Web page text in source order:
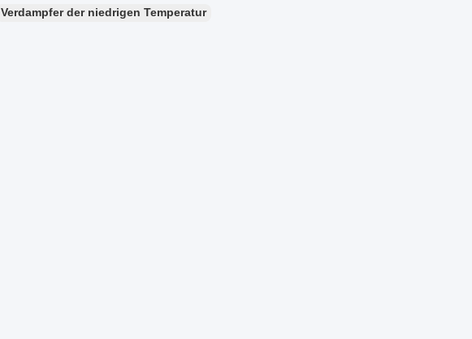
Verdampfer der niedrigen Temperatur